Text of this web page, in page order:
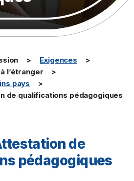
Exigences
l’étranger
pays
de qualifications pédagogiques
de
pédagogiques